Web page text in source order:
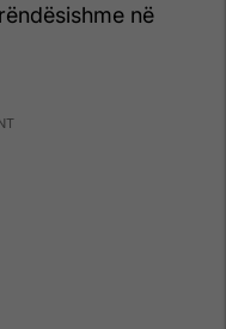
në